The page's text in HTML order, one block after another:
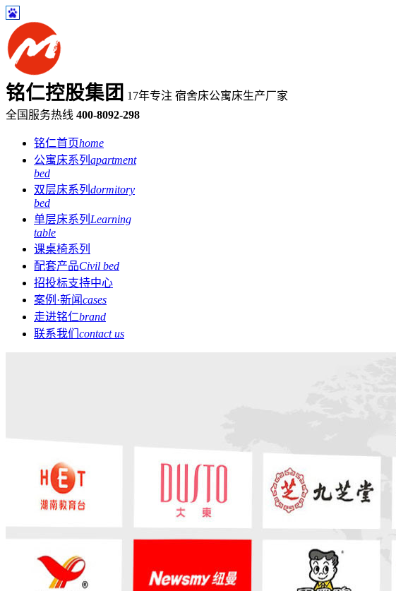
铭仁控股集团 17年专注 宿舍床公寓床生产厂家
全国服务热线 400-8092-298
铭仁首页home
公寓床系列 apartment
bed
双层床系列 dormitory
bed
单层床系列 Learning
table
课桌椅系列
配套产品Civil bed
招投标支持中心
案例·新闻cases
走进铭仁brand
联系我们 contact us